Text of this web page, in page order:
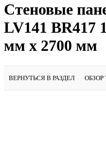
Стеновые
LV141 BR417
мм х 2700 мм
ВЕРНУТЬСЯ В РАЗДЕЛ ОБЗОР